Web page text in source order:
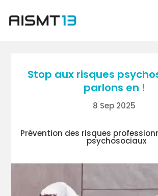
Stop aux risques
parlons en !
8 Sep 2025
Prévention des risques
psychosociaux